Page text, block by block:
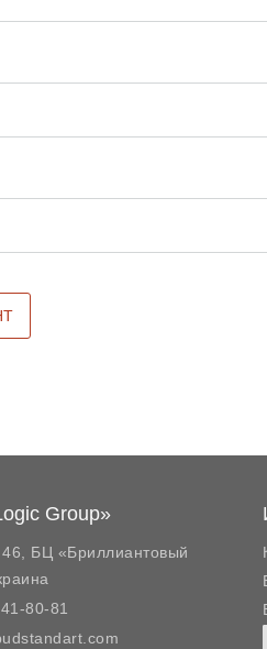
Group»
46, БЦ «Бриллиантовый
80-81